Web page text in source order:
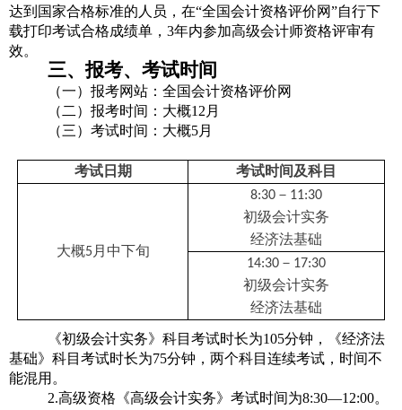
达到国家合格标准的人员，在“全国会计资格评价网”自行下
载打印考试合格成绩单，3年内参加高级会计师资格评审有
效。
三、报考、考试时间
（一）报考网站： 全国会计资格评价网
（二 ）报考时间：大概12月
（三）考试时间：大概5月
考试日期 考试时间及科目
大概5月中下旬
8:30 －11:30
初级会计实务
经济法基础
14:30 －17:30
初级会计实务
经济法基础
《初级会计实务》科目考试时长为105分钟，《经济法
基础》科目考试时长为75分钟，两个科目连续考试，时间不
能混用。
2.高级资格《高级会计实务》考试时间为8:30—12:00。